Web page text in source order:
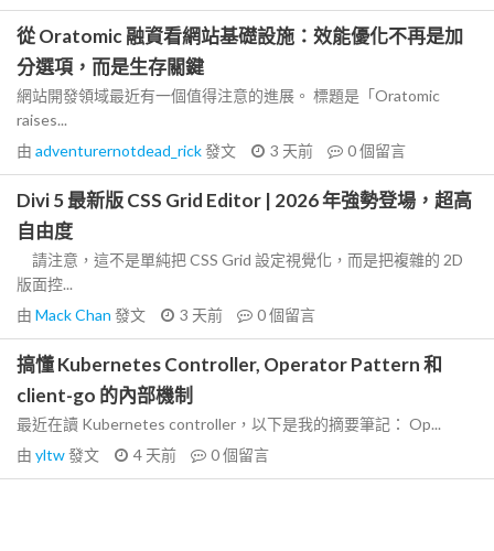
從 Oratomic 融資看網站基礎設施：效能優化不再是加
分選項，而是生存關鍵
網站開發領域最近有一個值得注意的進展。 標題是「Oratomic
raises...
由 adventurernotdead_rick發文 3 天前 0個留言
Divi 5 最新版 CSS Grid Editor | 2026 年強勢登場，超高
自由度
請注意，這不是單純把 CSS Grid 設定視覺化，而是把複雜的 2D
版面控...
由 Mack Chan 發文 3 天前 0個留言
搞懂 Kubernetes Controller, Operator Pattern 和
client-go 的內部機制
最近在讀 Kubernetes controller，以下是我的摘要筆記： Op...
由 yltw發文 4 天前 0個留言